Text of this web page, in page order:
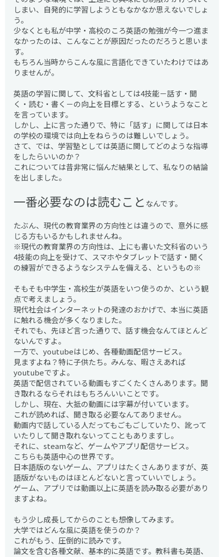
しまい、自発的に学習しようともなかなか思えないでしょ
う。
少なくとも私が中学・高校のころ英語の勉強が今一つ進ま
なかったのは、こんなことが原因だったのだろうと思いま
す。
もちろん当時からこんな風に言語化できていたわけではあ
りませんが。
英語の学習に関して、文科省としては4技能－話す・聞
く・読む・書く－の向上を目標とする、というようなこと
を言っています。
しかし、上に言った通りで、特に「話す」に関しては日本
の学校の環境では向上をねらうのは難しいでしょう。
さて、では、学習塾としては英語に関してどのような指導
をしたらいいのか？
これについては昔非常に悩んだ結果として、私なりの結論
を出しました。
一番必要なのは読むこと なんです。
たぶん、現代の教育業界の方向性とは違うので、意外に感
じる方もいるかもしれませんね。
※現代の教育業界の方向性は、上にも書いた文科省のいう
4技能の向上を受けて、スマホやタブレットで話す・聞く
の練習ができるようなシステムを備える、というもの※
そもそも中学生・高校生が英語をいつ使うのか、という観
点で考えましょう。
現代社会はインターネットの発達のおかげで、本当に英語
に触れる機会が多くなりました。
それでも、先ほど言った通りで、話す機会なんてほとんど
ないんですよ。
一方で、youtubeはじめ、各種動画配信サービス。
見ますよね？特に子供たち。みんな、暇さえあれば
youtubeですよ。
英語で配信されている動画もすごくたくさんあります。聞
き取れるならそれはもちろんいいことです。
しかし、現在、大抵の動画には字幕が付いています。
これが読めれば、聞き取る必要なんてありません。
動画内で話している人だってもごもごしていたり、訛って
いたりして聞き取れないってこともありますし。
それに、steamなど、ゲームやアプリ配信サービス。
こちらも英語中心の世界です。
日本語版のないゲーム、アプリはたくさんありますが、英
語版がないものはほとんどないと言っていいでしょう。
ゲーム、アプリでは動画以上に英語を読み取る必要があり
ますよね。
もう少し成長してからのことも想像してみます。
大学ではどんな風に英語を使うのか？
これがもう、圧倒的に読みです。
論文を含む各種文献、基本的に英語です。教科書も英語、